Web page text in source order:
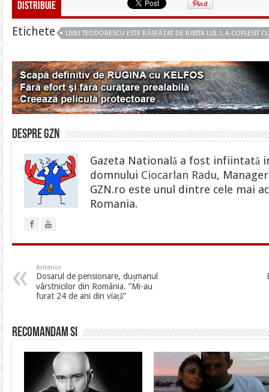
Distribuie
Etichete LIVIU TEODORESCU ESTE RĂSFĂȚAT DE IUBITA LUI. L-A COPLEȘIT
Despre gzn
Gazeta Natională a fost infiintată
domnului Ciocarlan Radu,
GZN.ro este unul dintre cele mai
Romania.
Anterior
Dosarul de pensionare, dușmanul
vârstnicilor din România. ”Mi-au
furat 24 de ani din viață”
Recomandam si